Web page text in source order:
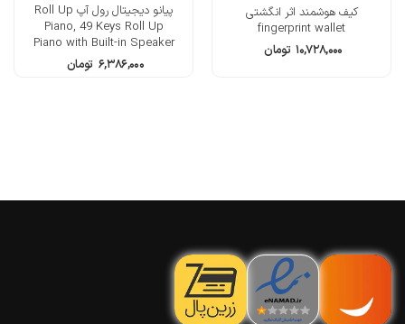
کیف هوشمند اثر انگشتی
fingerprint wallet
۱۰,۷۲۸,۰۰۰ تومان
پیانو دیجیتال رول آپ Roll Up
Piano, 49 Keys Roll Up
Piano with Built-in Speaker
16 Tones
۶,۳۸۶,۰۰۰ تومان